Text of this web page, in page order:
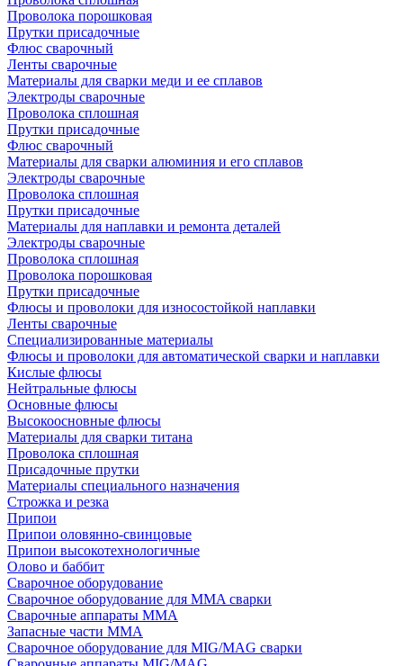
Проволока порошковая
Прутки присадочные
Флюс сварочный
Ленты сварочные
Материалы для сварки меди и ее сплавов
Электроды сварочные
Проволока сплошная
Прутки присадочные
Флюс сварочный
Материалы для сварки алюминия и его сплавов
Электроды сварочные
Проволока сплошная
Прутки присадочные
Материалы для наплавки и ремонта деталей
Электроды сварочные
Проволока сплошная
Проволока порошковая
Прутки присадочные
Флюсы и проволоки для износостойкой наплавки
Ленты сварочные
Специализированные материалы
Флюсы и проволоки для автоматической сварки и наплавки
Кислые флюсы
Нейтральные флюсы
Основные флюсы
Высокоосновные флюсы
Материалы для сварки титана
Проволока сплошная
Присадочные прутки
Материалы специального назначения
Строжка и резка
Припои
Припои оловянно-свинцовые
Припои высокотехнологичные
Олово и баббит
Сварочное оборудование
Сварочное оборудование для MMA сварки
Сварочные аппараты MMA
Запасные части MMA
Сварочное оборудование для MIG/MAG сварки